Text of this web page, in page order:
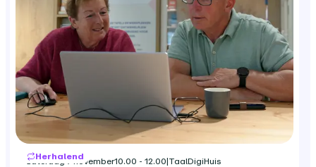
Herhalend
zaterdag 7 november10.00 - 12.00|TaalDigiHuis